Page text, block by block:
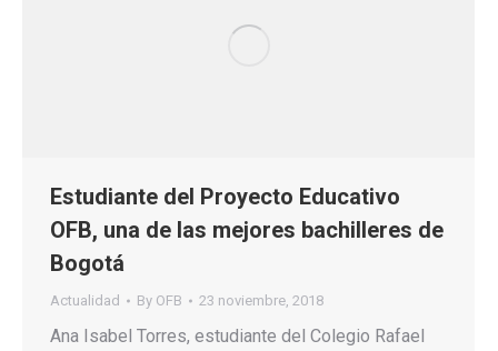
Estudiante del Proyecto Educativo
OFB, una de las mejores bachilleres de
Bogotá
Actualidad By OFB 23 noviembre, 2018
Ana Isabel Torres, estudiante del Colegio Rafael